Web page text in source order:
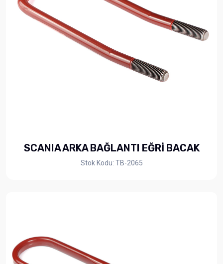
SCANIA ARKA BAĞLANTI EĞRİ BACAK
Stok Kodu: TB-2065